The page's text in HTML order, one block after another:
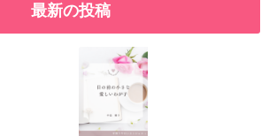
最新の投稿